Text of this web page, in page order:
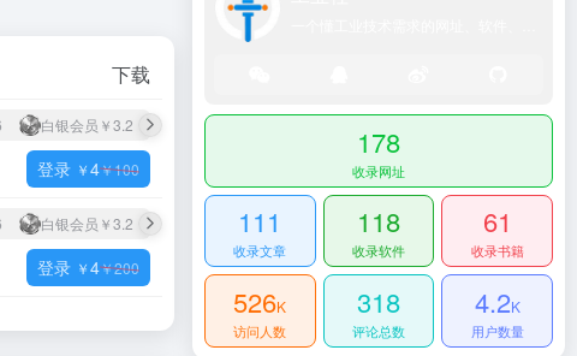
下载
白银会员 ￥3.2 黄金会员
登录 ￥4￥100
白银会员 ￥3.2 ￥2.8 钻石会员￥2.4 尊享会员￥2
登录 ￥4￥200
178
收录网址
111
收录文章
118
收录软件
61
收录书籍
526K
访问人数
318
评论总数
4.2K
用户数量